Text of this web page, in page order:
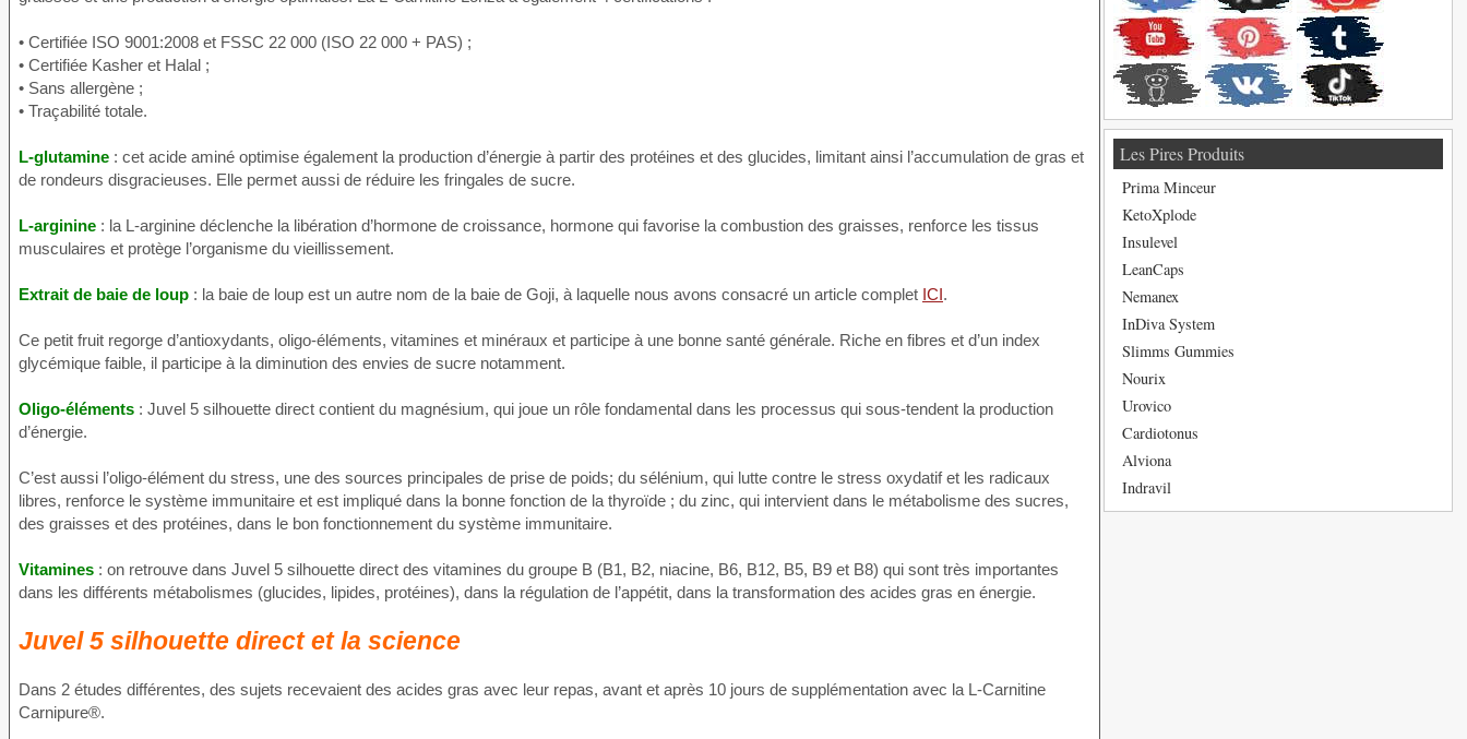
• Certifiée ISO 9001:2008 et FSSC 22 000 (ISO 22 000 + PAS) ;
• Certifiée Kasher et Halal ;
• Sans allergène ;
• Traçabilité totale.
L-glutamine : cet acide aminé optimise également la production d’énergie à partir des protéines et des glucides, limitant ainsi l’accumulation de gras et
de rondeurs disgracieuses. Elle permet aussi de réduire les fringales de sucre.
L-arginine : la L-arginine déclenche la libération d’hormone de croissance, hormone qui favorise la combustion des graisses, renforce les tissus
musculaires et protège l’organisme du vieillissement.
Extrait de baie de loup : la baie de loup est un autre nom de la baie de Goji, à laquelle nous avons consacré un article complet ICI.
Ce petit fruit regorge d’antioxydants, oligo-éléments, vitamines et minéraux et participe à une bonne santé générale. Riche en fibres et d’un index
glycémique faible, il participe à la diminution des envies de sucre notamment.
Oligo-éléments : Juvel 5 silhouette direct contient du magnésium, qui joue un rôle fondamental dans les processus qui sous-tendent la production
d’énergie.
C’est aussi l’oligo-élément du stress, une des sources principales de prise de poids; du sélénium, qui lutte contre le stress oxydatif et les radicaux
libres, renforce le système immunitaire et est impliqué dans la bonne fonction de la thyroïde ; du zinc, qui intervient dans le métabolisme des sucres,
des graisses et des protéines, dans le bon fonctionnement du système immunitaire.
Vitamines : on retrouve dans Juvel 5 silhouette direct des vitamines du groupe B (B1, B2, niacine, B6, B12, B5, B9 et B8) qui sont très importantes
dans les différents métabolismes (glucides, lipides, protéines), dans la régulation de l’appétit, dans la transformation des acides gras en énergie.
Juvel 5 silhouette direct et la science
Dans 2 études différentes, des sujets recevaient des acides gras avec leur repas, avant et après 10 jours de supplémentation avec la L-Carnitine
Carnipure®.
Les Pires Produits
Prima Minceur
KetoXplode
Insulevel
LeanCaps
Nemanex
InDiva System
Slimms Gummies
Nourix
Urovico
Cardiotonus
Alviona
Indravil